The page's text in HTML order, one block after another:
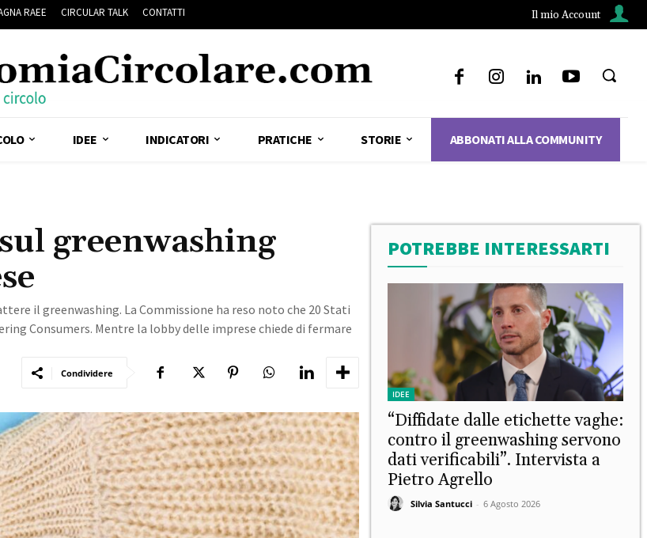
RAEE CIRCULAR TALK CONTATTI Il mio Account
IDEE INDICATORI PRATICHE STORIE ABBONATI ALLA COMMUNITY
greenwashing
il greenwashing. La Commissione ha reso noto che 20 Stati
Consumers. Mentre la lobby delle imprese chiede di fermare
Condividere
POTREBBE INTERESSARTI
IDEE
“Diffidate dalle etichette vaghe:
contro il greenwashing servono
dati verificabili”. Intervista a
Pietro Agrello
Silvia Santucci - 6 Agosto 2026